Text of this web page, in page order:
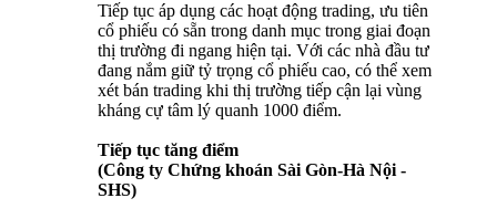
Tiếp tục áp dụng các hoạt động trading, ưu tiên
cổ phiếu có sẵn trong danh mục trong giai đoạn
thị trường đi ngang hiện tại. Với các nhà đầu tư
đang nắm giữ tỷ trọng cổ phiếu cao, có thể xem
xét bán trading khi thị trường tiếp cận lại vùng
kháng cự tâm lý quanh 1000 điểm.
Tiếp tục tăng điểm
(Công ty Chứng khoán Sài Gòn-Hà Nội -
SHS)